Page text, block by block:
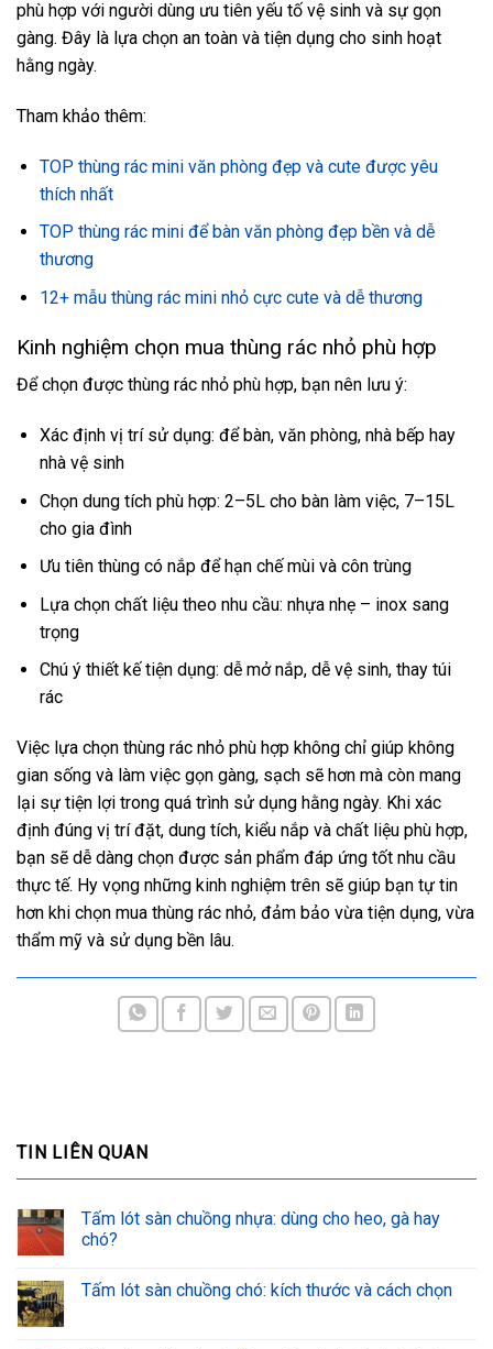
phù hợp với người dùng ưu tiên yếu tố vệ sinh và sự gọn
gàng. Đây là lựa chọn an toàn và tiện dụng cho sinh hoạt
hằng ngày.
Tham khảo thêm:
TOP thùng rác mini văn phòng đẹp và cute được yêu
thích nhất
TOP thùng rác mini để bàn văn phòng đẹp bền và dễ
thương
12+ mẫu thùng rác mini nhỏ cực cute và dễ thương
Kinh nghiệm chọn mua thùng rác nhỏ phù hợp
Để chọn được thùng rác nhỏ phù hợp, bạn nên lưu ý:
Xác định vị trí sử dụng: để bàn, văn phòng, nhà bếp hay
nhà vệ sinh
Chọn dung tích phù hợp: 2–5L cho bàn làm việc, 7–15L
cho gia đình
Ưu tiên thùng có nắp để hạn chế mùi và côn trùng
Lựa chọn chất liệu theo nhu cầu: nhựa nhẹ – inox sang
trọng
Chú ý thiết kế tiện dụng: dễ mở nắp, dễ vệ sinh, thay túi
rác
Việc lựa chọn thùng rác nhỏ phù hợp không chỉ giúp không
gian sống và làm việc gọn gàng, sạch sẽ hơn mà còn mang
lại sự tiện lợi trong quá trình sử dụng hằng ngày. Khi xác
định đúng vị trí đặt, dung tích, kiểu nắp và chất liệu phù hợp,
bạn sẽ dễ dàng chọn được sản phẩm đáp ứng tốt nhu cầu
thực tế. Hy vọng những kinh nghiệm trên sẽ giúp bạn tự tin
hơn khi chọn mua thùng rác nhỏ, đảm bảo vừa tiện dụng, vừa
thẩm mỹ và sử dụng bền lâu.
TIN LIÊN QUAN
Tấm lót sàn chuồng nhựa: dùng cho heo, gà hay
chó?
Tấm lót sàn chuồng chó: kích thước và cách chọn